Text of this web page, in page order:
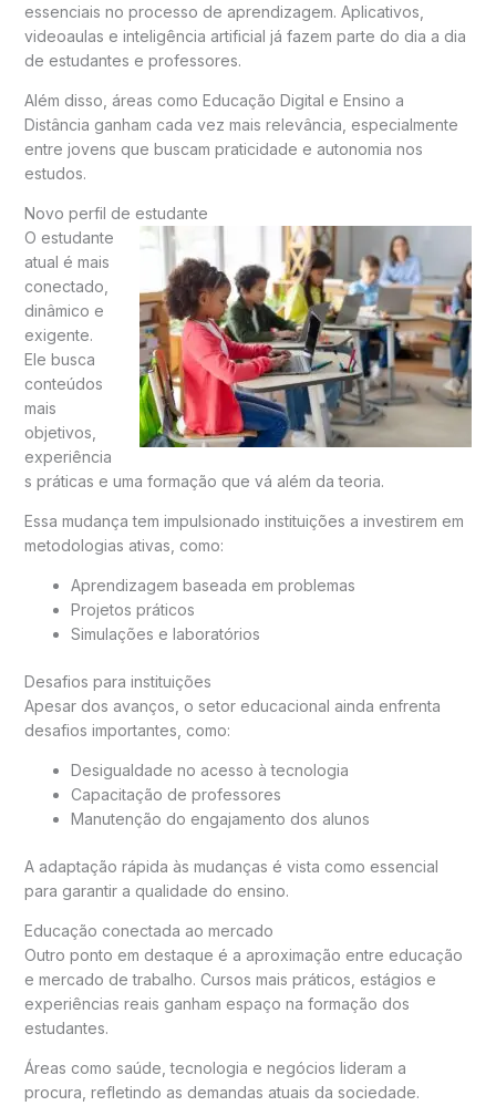
essenciais no processo de aprendizagem. Aplicativos,
videoaulas e inteligência artificial já fazem parte do dia a dia
de estudantes e professores.
Além disso, áreas como Educação Digital e Ensino a
Distância ganham cada vez mais relevância, especialmente
entre jovens que buscam praticidade e autonomia nos
estudos.
Novo perfil de estudante
O estudante
atual é mais
conectado,
dinâmico e
exigente.
Ele busca
conteúdos
mais
objetivos,
experiência
s práticas e uma formação que vá além da teoria.
Essa mudança tem impulsionado instituições a investirem em
metodologias ativas, como:
Aprendizagem baseada em problemas
Projetos práticos
Simulações e laboratórios
Desafios para instituições
Apesar dos avanços, o setor educacional ainda enfrenta
desafios importantes, como:
Desigualdade no acesso à tecnologia
Capacitação de professores
Manutenção do engajamento dos alunos
A adaptação rápida às mudanças é vista como essencial
para garantir a qualidade do ensino.
Educação conectada ao mercado
Outro ponto em destaque é a aproximação entre educação
e mercado de trabalho. Cursos mais práticos, estágios e
experiências reais ganham espaço na formação dos
estudantes.
Áreas como saúde, tecnologia e negócios lideram a
procura, refletindo as demandas atuais da sociedade.